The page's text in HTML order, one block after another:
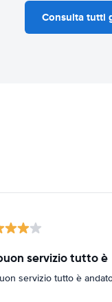
Consulta tutti
servizio tutto è
servizio tutto è